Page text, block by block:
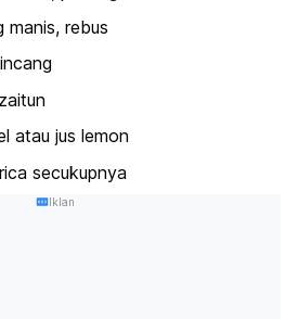
manis, rebus
atau jus lemon
secukupnya
Iklan